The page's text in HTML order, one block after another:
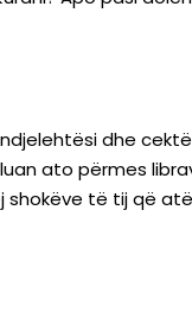
dhe
ato përmes
të tij që